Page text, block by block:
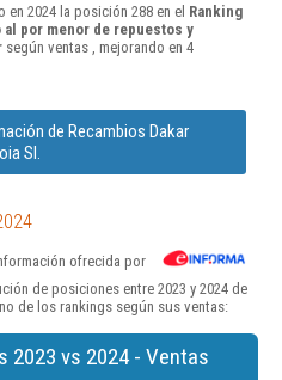
en 2024 la posición 288 en el Ranking
por menor de repuestos y
según ventas , mejorando en 4
de Recambios Dakar
Sl.
ofrecida por
de posiciones entre 2023 y 2024 de
de los rankings según sus ventas:
2023 vs 2024 - Ventas